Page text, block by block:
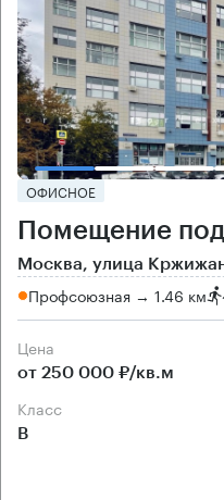
ОФИСНОЕ
Помещение
Москва, улица
Профсоюзная → 1.46 км
Цена
от 250 000 ₽/кв.м
класс
B